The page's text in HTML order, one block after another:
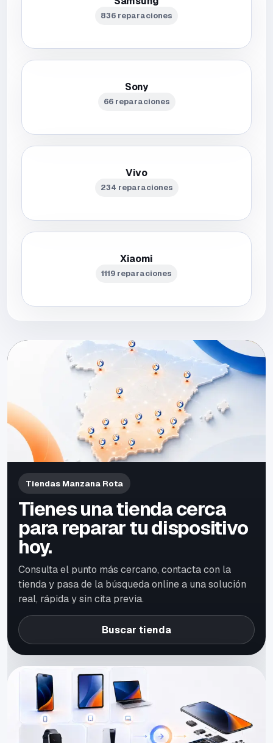
836 reparaciones
Sony
66 reparaciones
Vivo
234 reparaciones
Xiaomi
1119 reparaciones
Tiendas Manzana Rota
Tienes una tienda cerca
para reparar tu dispositivo
hoy.
Consulta el punto más cercano, contacta con la
tienda y pasa de la búsqueda online a una solución
real, rápida y sin cita previa.
Buscar tienda